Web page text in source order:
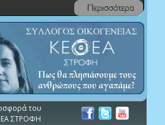
του
ΣΤΡΟΦΗ